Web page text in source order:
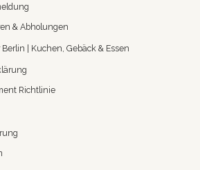
& Abholungen
| Kuchen, Gebäck & Essen
Richtlinie